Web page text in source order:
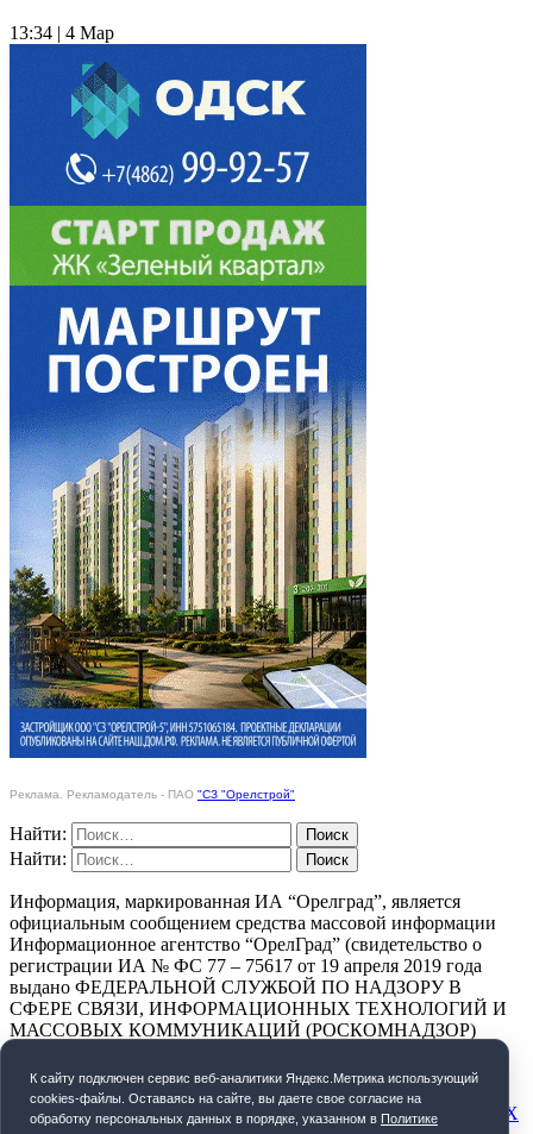
13:34 | 4 Мар
Реклама. Рекламодатель - ПАО "СЗ "Орелстрой"
Найти:
Найти:
Информация, маркированная ИА “Орелград”, является
официальным сообщением средства массовой информации
Информационное агентство “ОрелГрад” (свидетельство о
регистрации ИА № ФС 77 – 75617 от 19 апреля 2019 года
выдано ФЕДЕРАЛЬНОЙ СЛУЖБОЙ ПО НАДЗОРУ В
СФЕРЕ СВЯЗИ, ИНФОРМАЦИОННЫХ ТЕХНОЛОГИЙ И
МАССОВЫХ КОММУНИКАЦИЙ (РОСКОМНАДЗОР)
ПОЛИТИКА КОНФИДЕНЦИАЛЬНОСТИ
СОГЛАСИЕ НА ОБРАБОТКУ ПЕРСОНАЛЬНЫХ ДАННЫХ
К cайту подключен сервис веб-аналитики Яндекс.Метрика использующий
cookies-файлы. Оставаясь на сайте, вы даете свое согласие на
обработку персональных данных в порядке, указанном в Политике